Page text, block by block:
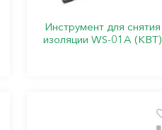
Инструмент для снятия
изоляции WS-01A (КВТ)